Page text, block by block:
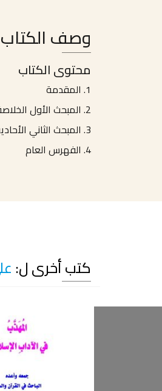
وصف الكتاب
محتوى الكتاب
1. المقدمة
2. المبحث الأول الخلاصة في أحكام الحديث القدسي
3. المبحث الثاني الأحاديث القدسية الأربعين المختارة
4. الفهرس العام
كتب أخرى ل: